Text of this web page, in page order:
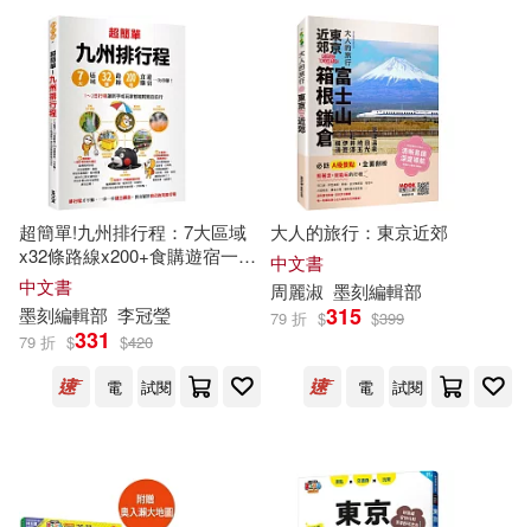
幸福空間編輯部(54)
Wow!編輯部(52)
《兒童的學習》編輯部(51)
《走遍中國》編輯部(49)
巧育編輯部(49)
深圳幼福編輯部(48)
詹氏(76)
親子天下(74) 風和文創(71)
Wow Media(69)
九童文化(69)
聯經出版公司(68)
典藏藝術家庭(65) 新形象(63)
超簡單!九州排行程：7大區域
x32條路線x200+食購遊宿一次
串聯!1~2日行程讓新手或玩家
都能輕鬆自由行
中文書
墨刻編輯部 李冠瑩
79 折 $331 $420
電
試閱
大人的旅行：東京近郊
中文書
周麗淑 墨刻編輯部
79 折 $315 $399
電 試閱